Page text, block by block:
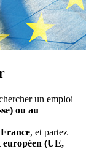
un emploi
ou au
, et partez
(UE,